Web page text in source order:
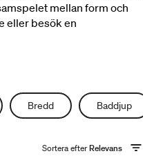
mellan form och
eller besök en
Bredd Baddjup
Sortera efterRelevans